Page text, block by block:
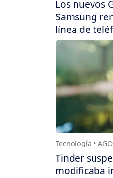
Los nuevos
Samsung
línea de
Tecnología •
Tinder
modificaba